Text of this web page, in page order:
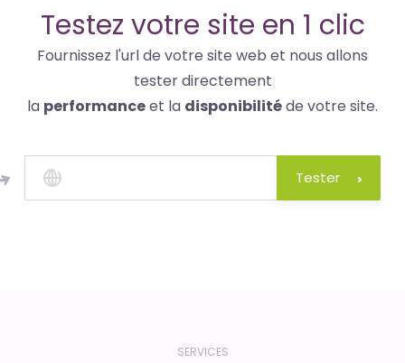
site
web
et
de
services
internet-
Uptime
is
Testez votre site en 1 clic
Fournissez l'url de votre site web et nous allons
tester directement
la performanceet la disponibilitéde votre site.
Tester
SERVICES